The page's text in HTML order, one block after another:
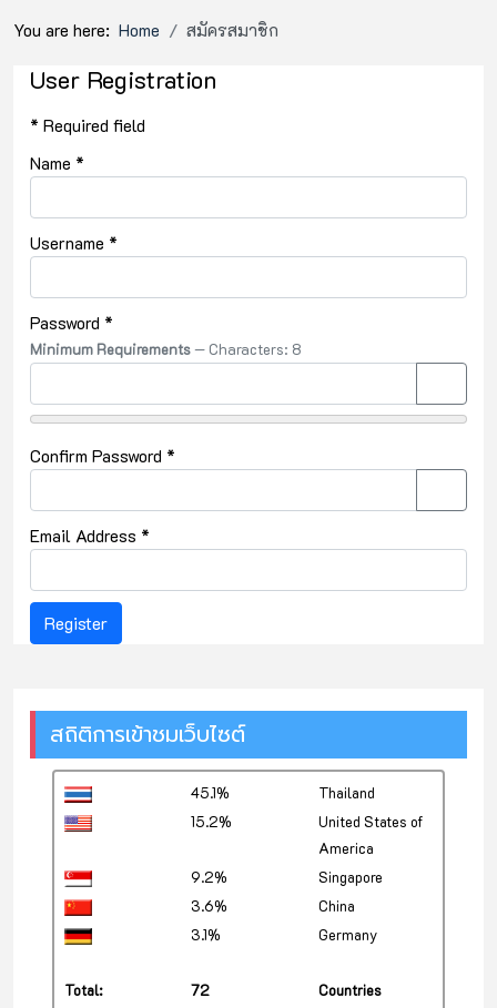
You are here: Home สมัครสมาชิก
User Registration
* Required field
Name *
Username *
Password *
Minimum Requirements— Characters: 8
Show
Confirm Password *
Show
Email Address *
Register
สถิติการเข้าชมเว็บไซต์
45.1%
Thailand
15.2%
United States of
America
9.2%
Singapore
3.6%
China
3.1%
Germany
Total: 72 Countries